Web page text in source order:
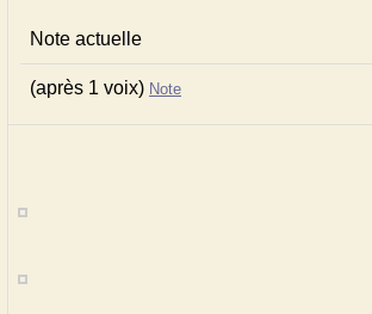
Note actuelle
(après 1 voix) Note